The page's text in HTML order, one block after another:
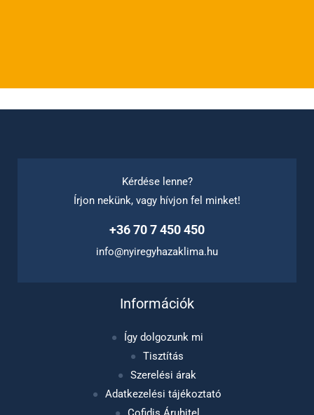
Kérdése lenne?
Írjon nekünk, vagy hívjon fel minket!
+36 70 7 450 450
info@nyiregyhazaklima.hu
Információk
Így dolgozunk mi
Tisztítás
Szerelési árak
Adatkezelési tájékoztató